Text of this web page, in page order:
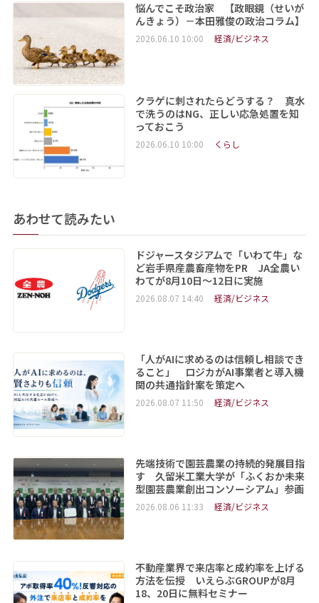
悩んでこそ政治家 【政眼鏡（せいが
んきょう）－本田雅俊の政治コラム】
2026.06.10 10:00 経済/ビジネス
クラゲに刺されたらどうする？ 真水
で洗うのはNG、正しい応急処置を知
っておこう
2026.06.10 10:00 くらし
あわせて読みたい
ドジャースタジアムで「いわて牛」な
ど岩手県産農畜産物をPR JA全農い
わてが8月10日～12日に実施
2026.08.07 14:40 経済/ビジネス
「人がAIに求めるのは信頼し相談でき
ること」 ロジカがAI事業者と導入機
関の共通指針案を策定へ
2026.08.07 11:50 経済/ビジネス
先端技術で園芸農業の持続的発展目指
す 久留米工業大学が「ふくおか未来
型園芸農業創出コンソーシアム」参画
2026.08.06 11:33 経済/ビジネス
不動産業界で来店率と成約率を上げる
方法を伝授 いえらぶGROUPが8月
18、20日に無料セミナー